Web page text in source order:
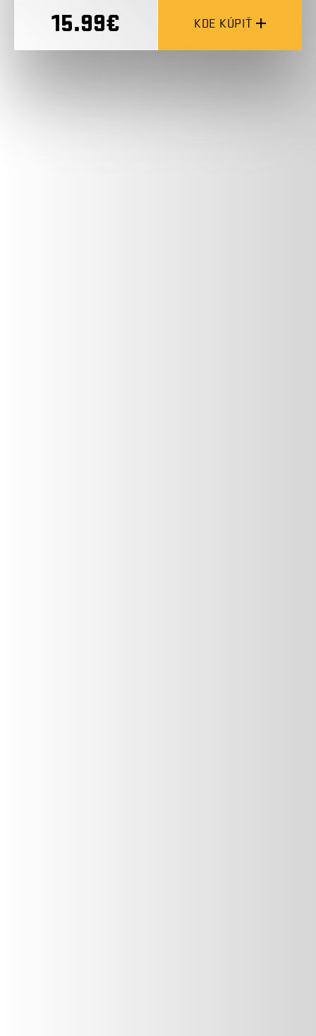
15.99€ KDE KÚPIŤ